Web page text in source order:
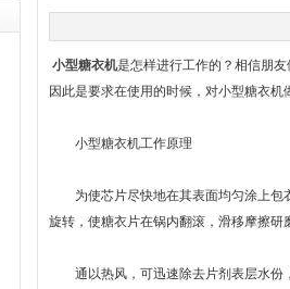
小型糖衣机是怎样进行工作的？相信朋
因此是要求在使用的时候，对小型糖衣
小型糖衣机工作原理
为使芯片尽快地在其表面均匀涂上包
旋转，使糖衣片在锅内翻滚，滑移摩擦
通以热风，可迅速除去片剂表层水份